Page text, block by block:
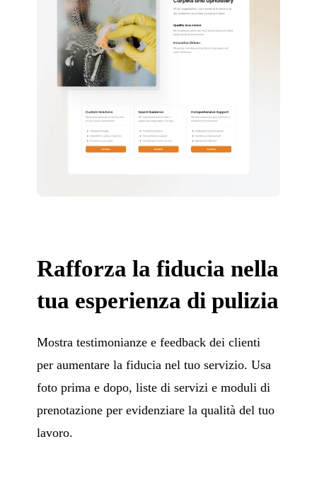
Rafforza la fiducia nella
tua esperienza di pulizia
Mostra testimonianze e feedback dei clienti
per aumentare la fiducia nel tuo servizio. Usa
foto prima e dopo, liste di servizi e moduli di
prenotazione per evidenziare la qualità del tuo
lavoro.